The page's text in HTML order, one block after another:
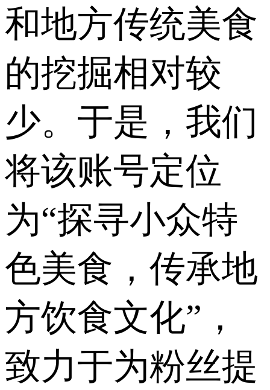
和地方传统美食
的挖掘相对较
少。于是，我们
将该账号定位
为“探寻小众特
色美食，传承地
方饮食文化”，
致力于为粉丝提